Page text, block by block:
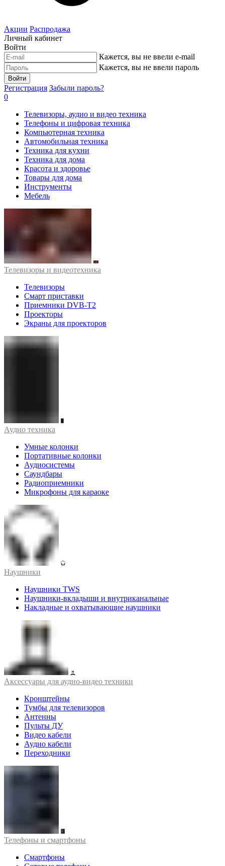
Акции Распродажа
Личный кабинет
Войти
Кажется, вы не ввели e-mail
Кажется, вы не ввели пароль
Войти
Регистрация Забыли пароль?
0
Телевизоры, аудио и видео техника
Телефоны и цифровая техника
Компьютерная техника
Автомобильная техника
Техника для кухни
Техника для дома
Красота и здоровье
Товары для дома
Инструменты
Мебель
Телевизоры и видеотехника
Телевизоры
Смарт приставки
Приемники DVB-T2
Проекторы
Экраны для проекторов
Аудио техника
Умные колонки
Портативные колонки
Аудиосистемы
Саундбары
Радиоприемники
Микрофоны для караоке
Наушники
Наушники TWS
Наушники-вкладыши и внутриканальные
Накладные и охватывающие наушники
Аксессуары для аудио-видео техники
Кронштейны
Тумбы для телевизоров
Антенны
Пульты ДУ
Видео кабели
Аудио кабели
Переходники
Телефоны и смартфоны
Смартфоны